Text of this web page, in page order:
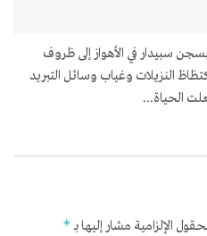
بسجن سبيدار في الأهواز إلى ظروف
النزيلات وغياب وسائل التبريد
الحياة...
الإلزامية مشار إليها بـ *